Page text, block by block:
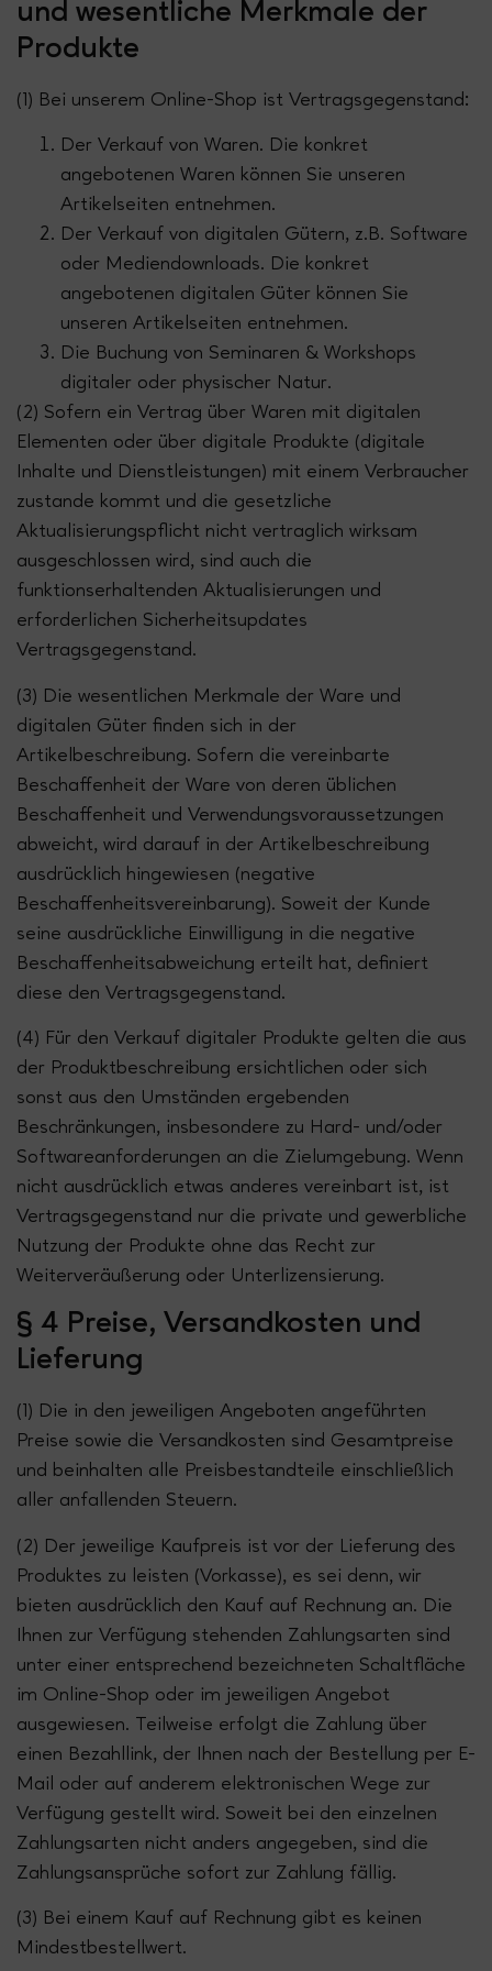
und wesentliche Merkmale der
Produkte
(1) Bei unserem Online-Shop ist Vertragsgegenstand:
Der Verkauf von Waren. Die konkret
angebotenen Waren können Sie unseren
Artikelseiten entnehmen.
Der Verkauf von digitalen Gütern, z.B. Software
oder Mediendownloads. Die konkret
angebotenen digitalen Güter können Sie
unseren Artikelseiten entnehmen.
Die Buchung von Seminaren & Workshops
digitaler oder physischer Natur.
(2) Sofern ein Vertrag über Waren mit digitalen
Elementen oder über digitale Produkte (digitale
Inhalte und Dienstleistungen) mit einem Verbraucher
zustande kommt und die gesetzliche
Aktualisierungspflicht nicht vertraglich wirksam
ausgeschlossen wird, sind auch die
funktionserhaltenden Aktualisierungen und
erforderlichen Sicherheitsupdates
Vertragsgegenstand.
(3) Die wesentlichen Merkmale der Ware und
digitalen Güter finden sich in der
Artikelbeschreibung. Sofern die vereinbarte
Beschaffenheit der Ware von deren üblichen
Beschaffenheit und Verwendungsvoraussetzungen
abweicht, wird darauf in der Artikelbeschreibung
ausdrücklich hingewiesen (negative
Beschaffenheitsvereinbarung). Soweit der Kunde
seine ausdrückliche Einwilligung in die negative
Beschaffenheitsabweichung erteilt hat, definiert
diese den Vertragsgegenstand.
(4) Für den Verkauf digitaler Produkte gelten die aus
der Produktbeschreibung ersichtlichen oder sich
sonst aus den Umständen ergebenden
Beschränkungen, insbesondere zu Hard- und/oder
Softwareanforderungen an die Zielumgebung. Wenn
nicht ausdrücklich etwas anderes vereinbart ist, ist
Vertragsgegenstand nur die private und gewerbliche
Nutzung der Produkte ohne das Recht zur
Weiterveräußerung oder Unterlizensierung.
§ 4 Preise, Versandkosten und
Lieferung
(1) Die in den jeweiligen Angeboten angeführten
Preise sowie die Versandkosten sind Gesamtpreise
und beinhalten alle Preisbestandteile einschließlich
aller anfallenden Steuern.
(2) Der jeweilige Kaufpreis ist vor der Lieferung des
Produktes zu leisten (Vorkasse), es sei denn, wir
bieten ausdrücklich den Kauf auf Rechnung an. Die
Ihnen zur Verfügung stehenden Zahlungsarten sind
unter einer entsprechend bezeichneten Schaltfläche
im Online-Shop oder im jeweiligen Angebot
ausgewiesen. Teilweise erfolgt die Zahlung über
einen Bezahllink, der Ihnen nach der Bestellung per E-
Mail oder auf anderem elektronischen Wege zur
Verfügung gestellt wird. Soweit bei den einzelnen
Zahlungsarten nicht anders angegeben, sind die
Zahlungsansprüche sofort zur Zahlung fällig.
(3) Bei einem Kauf auf Rechnung gibt es keinen
Mindestbestellwert.